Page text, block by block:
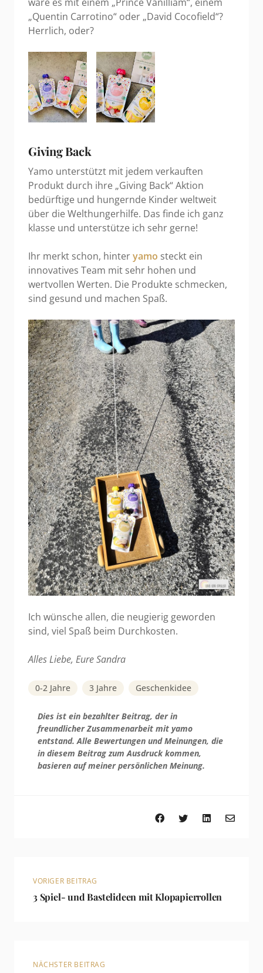
„Quentin Carrotino“ oder „David Cocofield“?
Herrlich, oder?
Giving Back
Yamo unterstützt mit jedem verkauften
Produkt durch ihre „Giving Back“ Aktion
bedürftige und hungernde Kinder weltweit
über die Welthungerhilfe. Das finde ich ganz
klasse und unterstütze ich sehr gerne!
Ihr merkt schon, hinteryamo steckt ein
innovatives Team mit sehr hohen und
wertvollen Werten. Die Produkte schmecken,
sind gesund und machen Spaß.
Ich wünsche allen, die neugierig geworden
sind, viel Spaß beim Durchkosten.
Alles Liebe, Eure Sandra
0-2 Jahre 3 Jahre Geschenkidee
Dies ist ein bezahlter Beitrag, der in
freundlicher Zusammenarbeit mit yamo
entstand. Alle Bewertungen und Meinungen, die
in diesem Beitrag zum Ausdruck kommen,
basieren auf meiner persönlichen Meinung.
VORIGER BEITRAG
3 Spiel- und Bastelideen mit Klopapierrollen
NÄCHSTER BEITRAG